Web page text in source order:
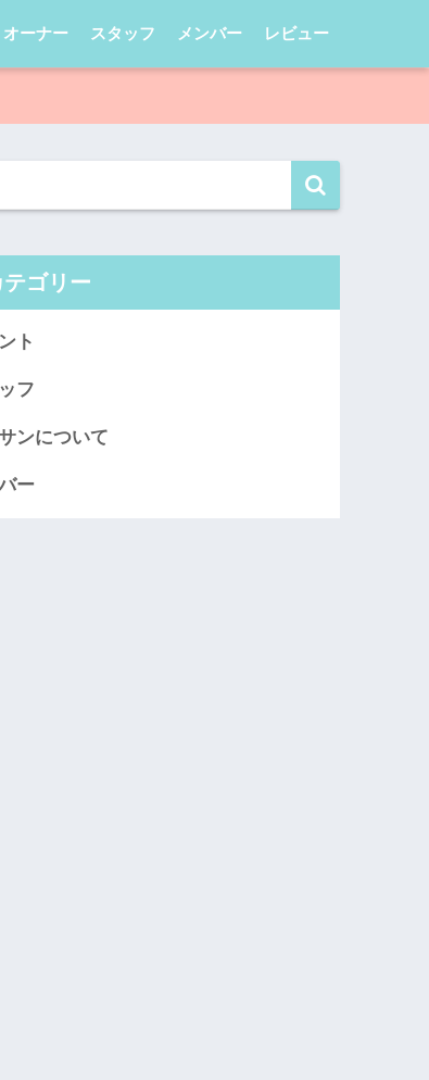
オーナー スタッフ メンバー レビュー
テゴリー
ト
フ
ンについて
ー